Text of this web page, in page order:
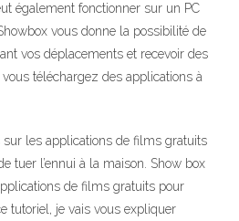
également fonctionner sur un PC
vous donne la possibilité de
vos déplacements et recevoir des
téléchargez des applications à
les applications de films gratuits
tuer l’ennui à la maison. Show box
de films gratuits pour
tutoriel, je vais vous expliquer